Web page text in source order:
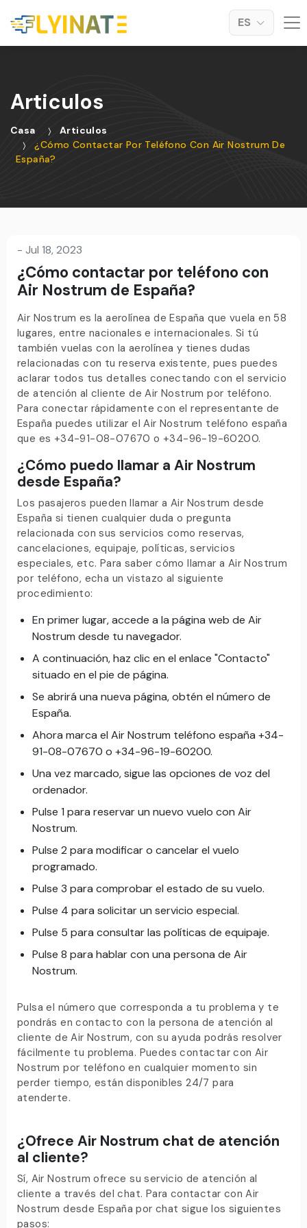
ES
Articulos
Casa
Articulos
¿Cómo Contactar Por Teléfono Con Air Nostrum De
España?
- Jul 18, 2023
¿Cómo contactar por teléfono con
Air Nostrum de España?
Air Nostrum es la aerolínea de España que vuela en 58
lugares, entre nacionales e internacionales. Si tú
también vuelas con la aerolínea y tienes dudas
relacionadas con tu reserva existente, pues puedes
aclarar todos tus detalles conectando con el servicio
de atención al cliente de Air Nostrum por teléfono.
Para conectar rápidamente con el representante de
España puedes utilizar el Air Nostrum teléfono españa
que es +34-91-08-07670 o +34-96-19-60200.
¿Cómo puedo llamar a Air Nostrum
desde España?
Los pasajeros pueden llamar a Air Nostrum desde
España si tienen cualquier duda o pregunta
relacionada con sus servicios como reservas,
cancelaciones, equipaje, políticas, servicios
especiales, etc. Para saber cómo llamar a Air Nostrum
por teléfono, echa un vistazo al siguiente
procedimiento:
En primer lugar, accede a la página web de Air
Nostrum desde tu navegador.
A continuación, haz clic en el enlace "Contacto"
situado en el pie de página.
Se abrirá una nueva página, obtén el número de
España.
Ahora marca el Air Nostrum teléfono españa +34-
91-08-07670 o +34-96-19-60200.
Una vez marcado, sigue las opciones de voz del
ordenador.
Pulse 1 para reservar un nuevo vuelo con Air
Nostrum.
Pulse 2 para modificar o cancelar el vuelo
programado.
Pulse 3 para comprobar el estado de su vuelo.
Pulse 4 para solicitar un servicio especial.
Pulse 5 para consultar las políticas de equipaje.
Pulse 8 para hablar con una persona de Air
Nostrum.
Pulsa el número que corresponda a tu problema y te
pondrás en contacto con la persona de atención al
cliente de Air Nostrum, con su ayuda podrás resolver
fácilmente tu problema. Puedes contactar con Air
Nostrum por teléfono en cualquier momento sin
perder tiempo, están disponibles 24/7 para
atenderte.
¿Ofrece Air Nostrum chat de atención
al cliente?
Sí, Air Nostrum ofrece su servicio de atención al
cliente a través del chat. Para contactar con Air
Nostrum desde España por chat sigue los siguientes
pasos: